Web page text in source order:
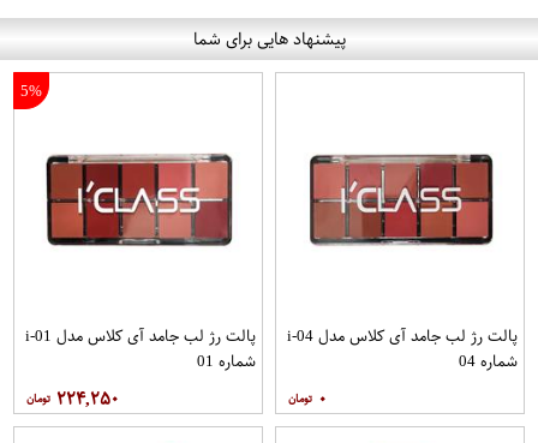
پیشنهاد هایی برای شما
پالت رژ لب جامد آی کلاس مدل i-04
شماره 04
۰
5%
پالت رژ لب جامد آی کلاس مدل i-01
شماره 01
۲۲۴,۲۵۰